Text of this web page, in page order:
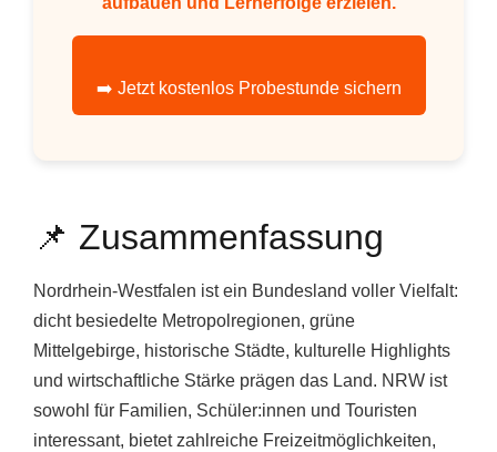
➡️ Jetzt kostenlos Probestunde sichern
📌 Zusammenfassung
Nordrhein-Westfalen ist ein Bundesland voller Vielfalt:
dicht besiedelte Metropolregionen, grüne
Mittelgebirge, historische Städte, kulturelle Highlights
und wirtschaftliche Stärke prägen das Land. NRW ist
sowohl für Familien, Schüler:innen und Touristen
interessant, bietet zahlreiche Freizeitmöglichkeiten,